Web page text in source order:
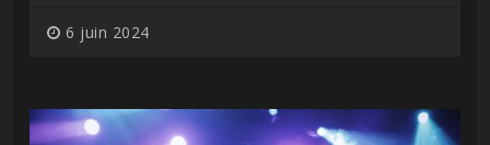
6 juin 2024